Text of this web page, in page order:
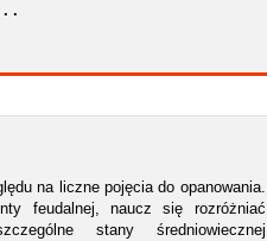
. .
na liczne pojęcia do opanowania.
feudalnej, naucz się rozróżniać
stany średniowiecznej